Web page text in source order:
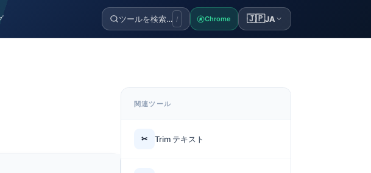
ツールを検索… / Chrome 🇯🇵JA
関連ツール
✂ Trim テキスト